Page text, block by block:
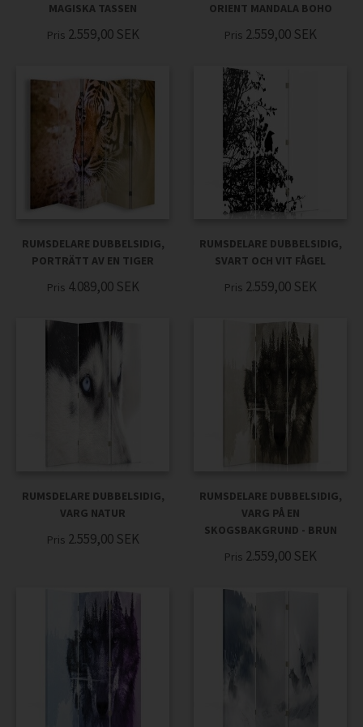
MAGISKA TASSEN
Pris 2.559,00 SEK
ORIENT MANDALA BOHO
Pris 2.559,00 SEK
RUMSDELARE DUBBELSIDIG,
PORTRÄTT AV EN TIGER
Pris 4.089,00 SEK
RUMSDELARE DUBBELSIDIG,
SVART OCH VIT FÅGEL
Pris 2.559,00 SEK
RUMSDELARE DUBBELSIDIG,
VARG NATUR
Pris 2.559,00 SEK
RUMSDELARE DUBBELSIDIG,
VARG PÅ EN
SKOGSBAKGRUND - BRUN
Pris 2.559,00 SEK